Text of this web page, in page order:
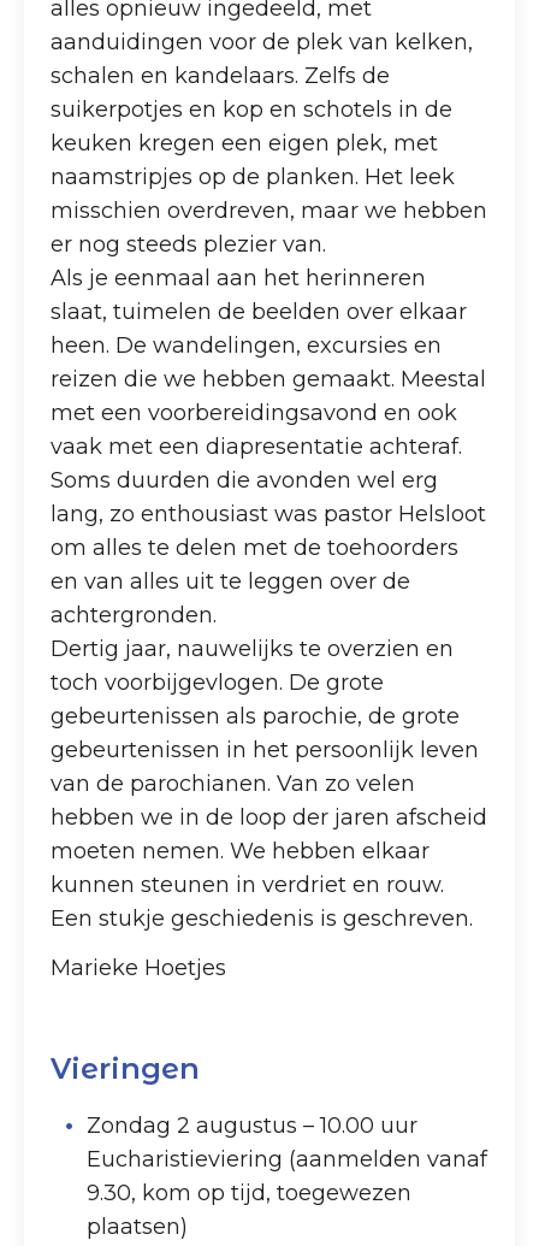
alles opnieuw ingedeeld, met
aanduidingen voor de plek van kelken,
schalen en kandelaars. Zelfs de
suikerpotjes en kop en schotels in de
keuken kregen een eigen plek, met
naamstripjes op de planken. Het leek
misschien overdreven, maar we hebben
er nog steeds plezier van.
Als je eenmaal aan het herinneren
slaat, tuimelen de beelden over elkaar
heen. De wandelingen, excursies en
reizen die we hebben gemaakt. Meestal
met een voorbereidingsavond en ook
vaak met een diapresentatie achteraf.
Soms duurden die avonden wel erg
lang, zo enthousiast was pastor Helsloot
om alles te delen met de toehoorders
en van alles uit te leggen over de
achtergronden.
Dertig jaar, nauwelijks te overzien en
toch voorbijgevlogen. De grote
gebeurtenissen als parochie, de grote
gebeurtenissen in het persoonlijk leven
van de parochianen. Van zo velen
hebben we in de loop der jaren afscheid
moeten nemen. We hebben elkaar
kunnen steunen in verdriet en rouw.
Een stukje geschiedenis is geschreven.
Marieke Hoetjes
Vieringen
Zondag 2 augustus – 10.00 uur
Eucharistieviering (aanmelden vanaf
9.30, kom op tijd, toegewezen
plaatsen)